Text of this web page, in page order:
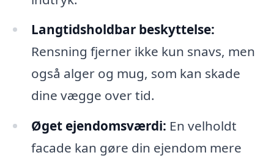
Langtidsholdbar beskyttelse:
Rensning fjerner ikke kun snavs, men
også alger og mug, som kan skade
dine vægge over tid.
Øget ejendomsværdi: En velholdt
facade kan gøre din ejendom mere